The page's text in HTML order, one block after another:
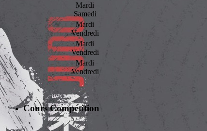
Mardi
Samedi
Mardi
Vendredi
Mardi
Vendredi
Mardi
Vendredi
Cours Compétition